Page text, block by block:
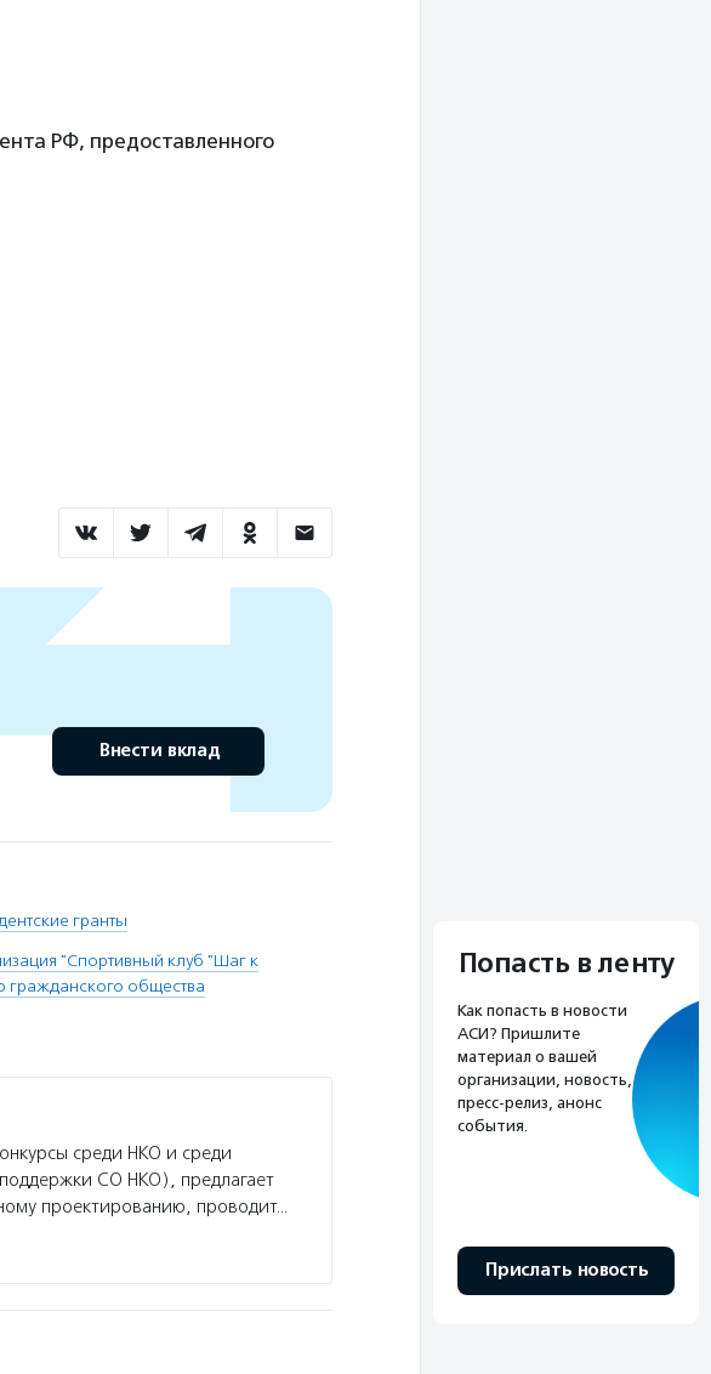
РФ, предоставленного
Внести вклад
гранты
"Спортивный клуб "Шаг к
гражданского общества
среди НКО и среди
СО НКО), предлагает
проектированию, проводит…
Попасть в ленту
Как попасть в новости
АСИ? Пришлите
материал о вашей
организации, новость,
пресс-релиз, анонс
события.
Прислать новость